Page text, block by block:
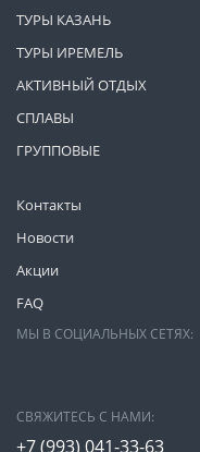
Контакты
Новости
Акции
FAQ
ТУРЫ КАЗАНЬ
ТУРЫ ИРЕМЕЛЬ
АКТИВНЫЙ ОТДЫХ
СПЛАВЫ
ГРУППОВЫЕ
МЫ В СОЦИАЛЬНЫХ СЕТЯХ:
СВЯЖИТЕСЬ С НАМИ:
+7 (993) 041-33-63